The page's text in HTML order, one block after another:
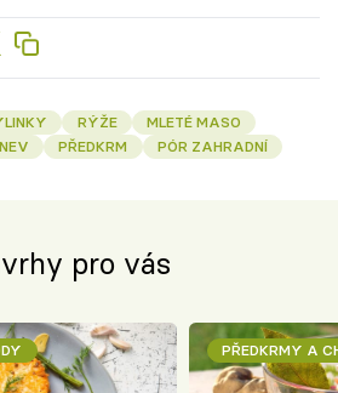
RÝŽE
MLETÉ MASO
PŘEDKRM PÓR ZAHRADNÍ
pro vás
PŘEDKRMY A